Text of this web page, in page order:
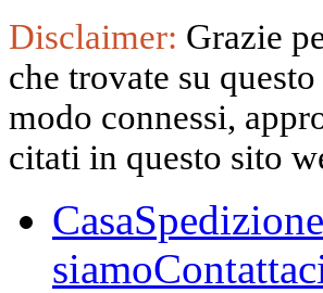
Disclaimer: Grazie
che trovate su
modo connessi,
citati in questo sito
CasaSpedizione
siamo